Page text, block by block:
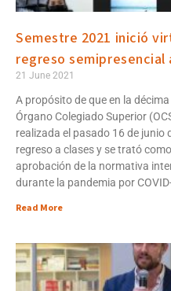
Semestre 2021 inició
regreso semipresencial
21 June 2021
A propósito de que en la
Órgano Colegiado Superior
realizada el pasado 16 de junio
regreso a clases y se trató
aprobación de la normativa
durante la pandemia por
Read More